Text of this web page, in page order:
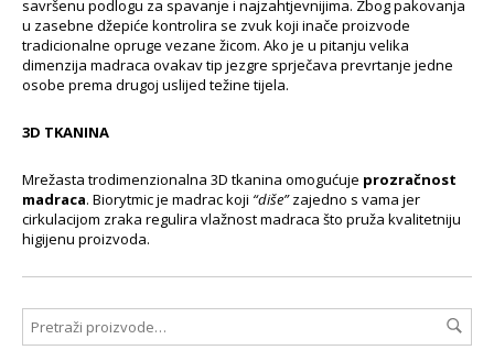
savršenu podlogu za spavanje i najzahtjevnijima. Zbog pakovanja
u zasebne džepiće kontrolira se zvuk koji inače proizvode
tradicionalne opruge vezane žicom. Ako je u pitanju velika
dimenzija madraca ovakav tip jezgre sprječava prevrtanje jedne
osobe prema drugoj uslijed težine tijela.
3D TKANINA
Mrežasta trodimenzionalna 3D tkanina omogućuje prozračnost
madraca. Biorytmic je madrac koji “diše”zajedno s vama jer
cirkulacijom zraka regulira vlažnost madraca što pruža kvalitetniju
higijenu proizvoda.